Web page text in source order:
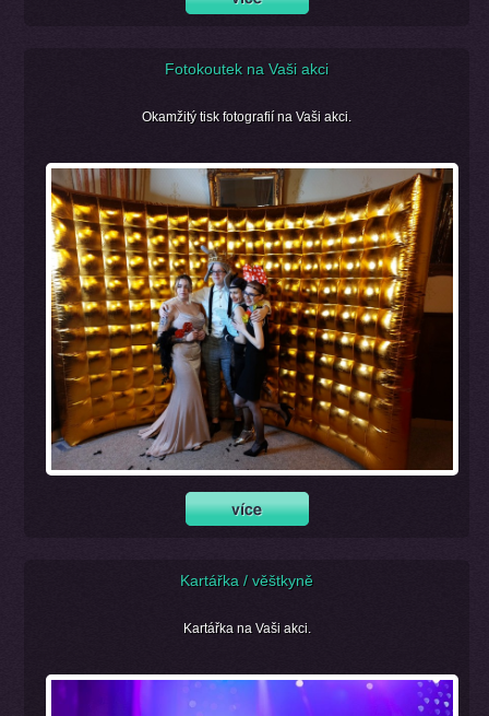
Fotokoutek na Vaši akci
Okamžitý tisk fotografií na Vaši akci.
Kartářka / věštkyně
Kartářka na Vaši akci.